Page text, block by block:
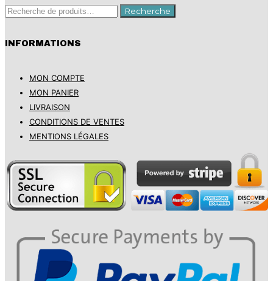
Recherche
pour : Recherche
INFORMATIONS
MON COMPTE
MON PANIER
LIVRAISON
CONDITIONS DE VENTES
MENTIONS LÉGALES